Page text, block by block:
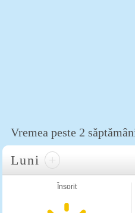
Vremea peste 2
Luni +
Însorit